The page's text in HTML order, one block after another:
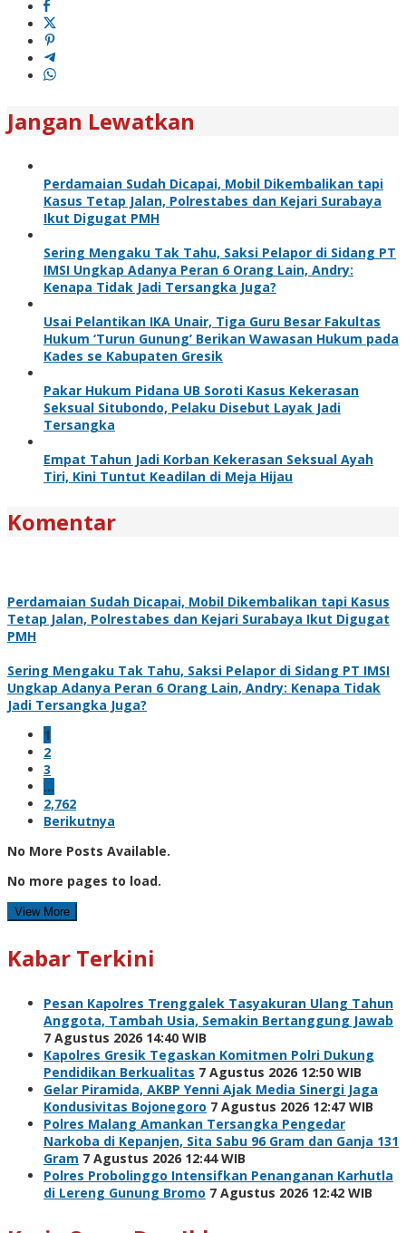
Jangan Lewatkan
Perdamaian Sudah Dicapai, Mobil Dikembalikan tapi
Kasus Tetap Jalan, Polrestabes dan Kejari Surabaya
Ikut Digugat PMH
Sering Mengaku Tak Tahu, Saksi Pelapor di Sidang PT
IMSI Ungkap Adanya Peran 6 Orang Lain, Andry:
Kenapa Tidak Jadi Tersangka Juga?
Usai Pelantikan IKA Unair, Tiga Guru Besar Fakultas
Hukum ‘Turun Gunung’ Berikan Wawasan Hukum pada
Kades se Kabupaten Gresik
Pakar Hukum Pidana UB Soroti Kasus Kekerasan
Seksual Situbondo, Pelaku Disebut Layak Jadi
Tersangka
Empat Tahun Jadi Korban Kekerasan Seksual Ayah
Tiri, Kini Tuntut Keadilan di Meja Hijau
Komentar
Perdamaian Sudah Dicapai, Mobil Dikembalikan tapi Kasus
Tetap Jalan, Polrestabes dan Kejari Surabaya Ikut Digugat
PMH
Sering Mengaku Tak Tahu, Saksi Pelapor di Sidang PT IMSI
Ungkap Adanya Peran 6 Orang Lain, Andry: Kenapa Tidak
Jadi Tersangka Juga?
1
2
3
…
2,762
Berikutnya
No More Posts Available.
No more pages to load.
View More
Kabar Terkini
Pesan Kapolres Trenggalek Tasyakuran Ulang Tahun
Anggota, Tambah Usia, Semakin Bertanggung Jawab
7 Agustus 2026 14:40 WIB
Kapolres Gresik Tegaskan Komitmen Polri Dukung
Pendidikan Berkualitas 7 Agustus 2026 12:50 WIB
Gelar Piramida, AKBP Yenni Ajak Media Sinergi Jaga
Kondusivitas Bojonegoro 7 Agustus 2026 12:47 WIB
Polres Malang Amankan Tersangka Pengedar
Narkoba di Kepanjen, Sita Sabu 96 Gram dan Ganja 131
Gram 7 Agustus 2026 12:44 WIB
Polres Probolinggo Intensifkan Penanganan Karhutla
di Lereng Gunung Bromo 7 Agustus 2026 12:42 WIB